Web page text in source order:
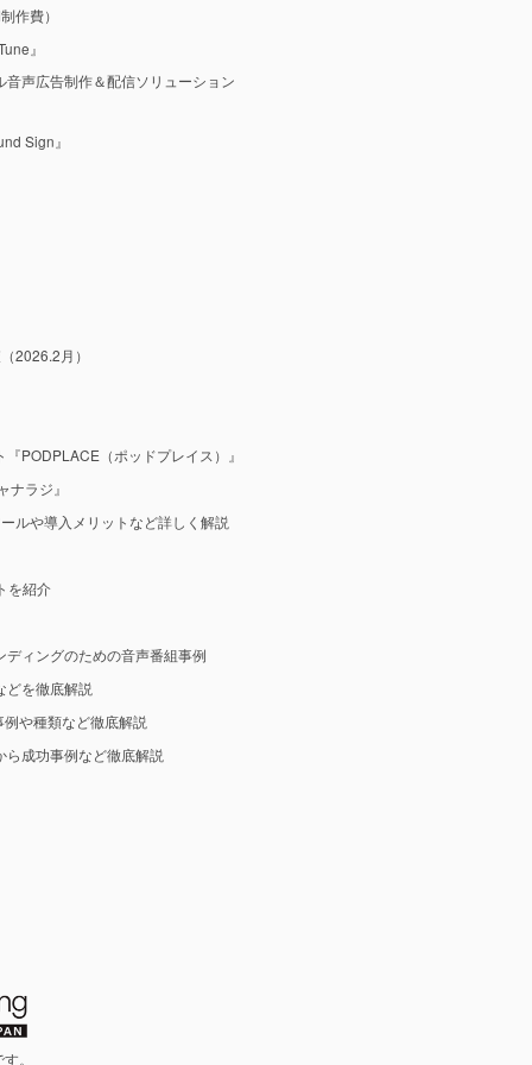
作費）
』
声広告制作＆配信ソリューション
Sign』
2026.2月）
PODPLACE（ポッドプレイス）』
ラジ』
ルや導入メリットなど詳しく解説
を紹介
ィングのための音声番組事例
どを徹底解説
や種類など徹底解説
ら成功事例など徹底解説
。